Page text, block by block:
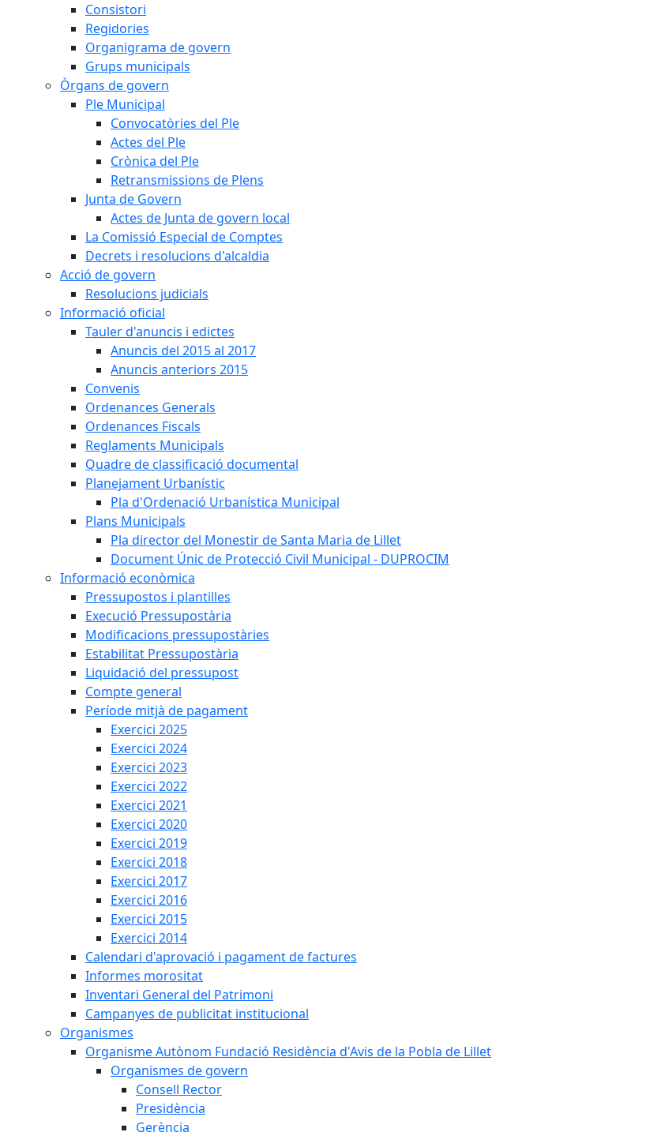
Consistori
Regidories
Organigrama de govern
Grups municipals
Òrgans de govern
Ple Municipal
Convocatòries del Ple
Actes del Ple
Crònica del Ple
Retransmissions de Plens
Junta de Govern
Actes de Junta de govern local
La Comissió Especial de Comptes
Decrets i resolucions d'alcaldia
Acció de govern
Resolucions judicials
Informació oficial
Tauler d'anuncis i edictes
Anuncis del 2015 al 2017
Anuncis anteriors 2015
Convenis
Ordenances Generals
Ordenances Fiscals
Reglaments Municipals
Quadre de classificació documental
Planejament Urbanístic
Pla d'Ordenació Urbanística Municipal
Plans Municipals
Pla director del Monestir de Santa Maria de Lillet
Document Únic de Protecció Civil Municipal - DUPROCIM
Informació econòmica
Pressupostos i plantilles
Execució Pressupostària
Modificacions pressupostàries
Estabilitat Pressupostària
Liquidació del pressupost
Compte general
Període mitjà de pagament
Exercici 2025
Exercici 2024
Exercici 2023
Exercici 2022
Exercici 2021
Exercici 2020
Exercici 2019
Exercici 2018
Exercici 2017
Exercici 2016
Exercici 2015
Exercici 2014
Calendari d'aprovació i pagament de factures
Informes morositat
Inventari General del Patrimoni
Campanyes de publicitat institucional
Organismes
Organisme Autònom Fundació Residència d'Avis de la Pobla de Lillet
Organismes de govern
Consell Rector
Presidència
Gerència